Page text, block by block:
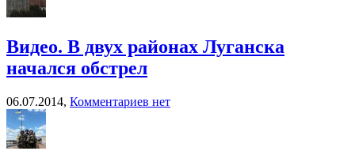
Видео. В двух районах Луганска
начался обстрел
06.07.2014, Комментариев нет